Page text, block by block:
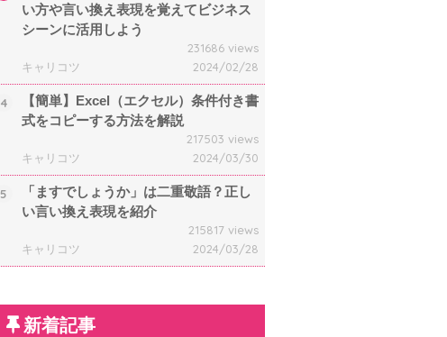
い方や言い換え表現を覚えてビジネス
シーンに活用しよう
231686 views
キャリコツ
2024/02/28
4
【簡単】Excel（エクセル）条件付き書
式をコピーする方法を解説
217503 views
キャリコツ
2024/03/30
5
「ますでしょうか」は二重敬語？正し
い言い換え表現を紹介
215817 views
キャリコツ
2024/03/28
新着記事